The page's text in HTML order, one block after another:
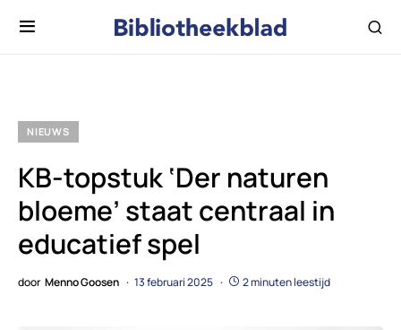
NIEUWS
KB-topstuk ‘Der naturen
bloeme’ staat centraal in
educatief spel
door Menno Goosen 13 februari 2025 2 minuten leestijd